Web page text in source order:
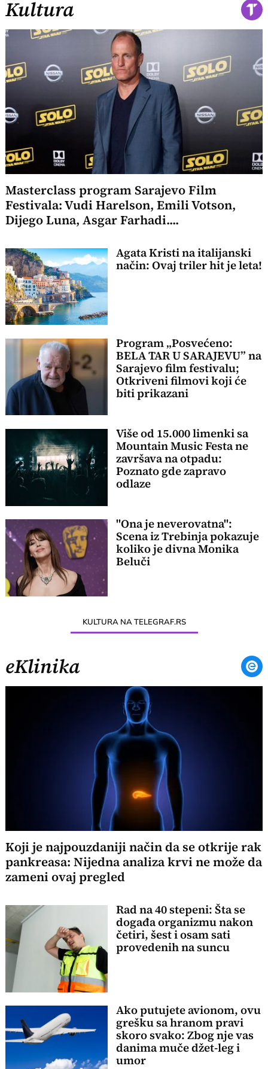
Kultura
Masterclass program Sarajevo Film
Festivala: Vudi Harelson, Emili Votson,
Dijego Luna, Asgar Farhadi....
Agata Kristi na italijanski
način: Ovaj triler hit je leta!
Program „Posvećeno:
BELA TAR U SARAJEVU” na
Sarajevo film festivalu;
Otkriveni filmovi koji će
biti prikazani
Više od 15.000 limenki sa
Mountain Music Festa ne
završava na otpadu:
Poznato gde zapravo
odlaze
"Ona je neverovatna":
Scena iz Trebinja pokazuje
koliko je divna Monika
Beluči
KULTURA NA TELEGRAF.RS
eKlinika
Koji je najpouzdaniji način da se otkrije rak
pankreasa: Nijedna analiza krvi ne može da
zameni ovaj pregled
Rad na 40 stepeni: Šta se
događa organizmu nakon
četiri, šest i osam sati
provedenih na suncu
Ako putujete avionom, ovu
grešku sa hranom pravi
skoro svako: Zbog nje vas
danima muče džet-leg i
umor